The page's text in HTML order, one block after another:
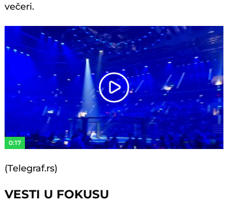
večeri.
Play
Video
0:17
(Telegraf.rs)
VESTI U FOKUSU